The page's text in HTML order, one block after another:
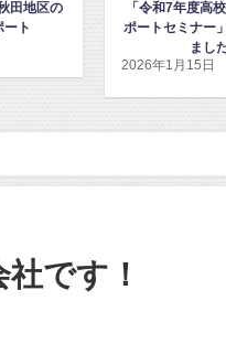
生就職活動サ
」に密着取材し
「高校2年
ガイダン
2026年1月
です！